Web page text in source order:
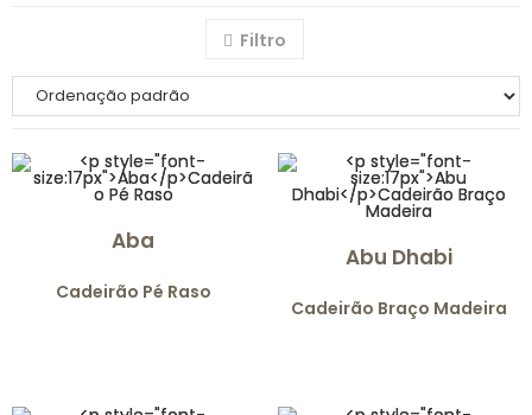
Filtro
Aba
Cadeirão Pé Raso
Abu Dhabi
Cadeirão Braço Madeira